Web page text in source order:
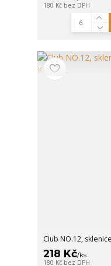
180 Kč bez DPH
Club NO.12,
218 Kč/ks
180 Kč bez DPH